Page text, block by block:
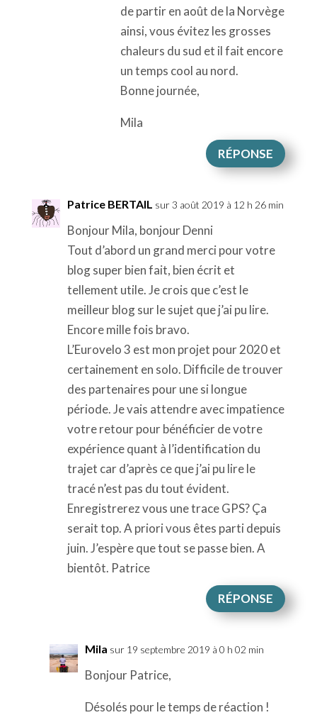
de partir en août de la Norvège
ainsi, vous évitez les grosses
chaleurs du sud et il fait encore
un temps cool au nord.
Bonne journée,
Mila
RÉPONSE
Patrice BERTAIL sur 3 août 2019 à 12 h 26 min
Bonjour Mila, bonjour Denni
Tout d’abord un grand merci pour votre
blog super bien fait, bien écrit et
tellement utile. Je crois que c’est le
meilleur blog sur le sujet que j’ai pu lire.
Encore mille fois bravo.
L’Eurovelo 3 est mon projet pour 2020 et
certainement en solo. Difficile de trouver
des partenaires pour une si longue
période. Je vais attendre avec impatience
votre retour pour bénéficier de votre
expérience quant à l’identification du
trajet car d’après ce que j’ai pu lire le
tracé n’est pas du tout évident.
Enregistrerez vous une trace GPS? Ça
serait top. A priori vous êtes parti depuis
juin. J’espère que tout se passe bien. A
bientôt. Patrice
RÉPONSE
Mila sur 19 septembre 2019 à 0 h 02 min
Bonjour Patrice,
Désolés pour le temps de réaction !